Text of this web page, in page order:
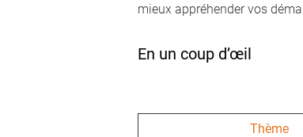
mieux appréhender vos
En un coup d’œil
Thème